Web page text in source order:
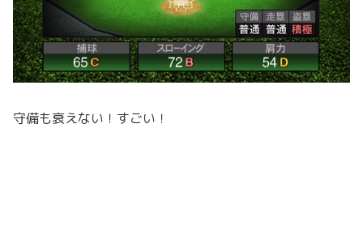
守備も衰えない！すごい！